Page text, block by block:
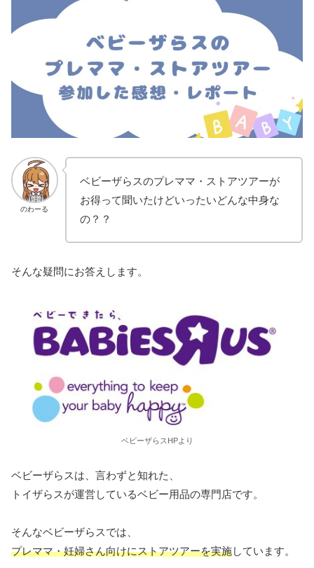
のわーる
ベビーザらスのプレママ・ストアツアーが
お得って聞いたけどいったいどんな中身な
の？？
そんな疑問にお答えします。
ベビーザらスHPより
ベビーザらスは、言わずと知れた、
トイザらスが運営しているベビー用品の専門店です。
そんなベビーザらスでは、
プレママ・妊婦さん向けにストアツアーを実施しています。